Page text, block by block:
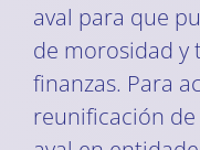
aval para que
de morosidad
finanzas. Para
reunificación de